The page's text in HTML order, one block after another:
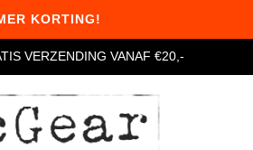
KORTING!
VERZENDING VANAF €20,-